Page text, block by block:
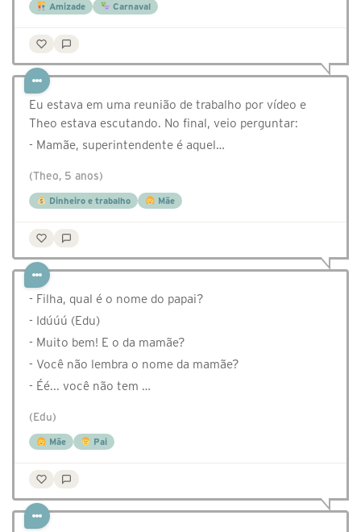
Amizade Carnaval
Eu estava em uma reunião de trabalho por vídeo e
Theo estava escutando. No final, veio perguntar:
- Mamãe, superintendente é aquel…
(Theo, 5 anos)
Dinheiro e trabalho Mãe
- Filha, qual é o nome do papai?
- Idúúú (Edu)
- Muito bem! E o da mamãe?
- Você não lembra o nome da mamãe?
- Éé... você não tem …
(Edu)
Mãe Pai